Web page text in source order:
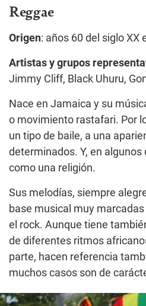
Reggae
Origen: años 60 del siglo XX
Artistas y grupos
Jimmy Cliff, Black Uhuru,
Nace en Jamaica y su
o movimiento rastafari. Por
un tipo de baile, a una
determinados. Y, en algunos
como una religión.
Sus melodías, siempre
base musical muy
el rock. Aunque tiene
de diferentes ritmos
parte, hacen referencia
muchos casos son de